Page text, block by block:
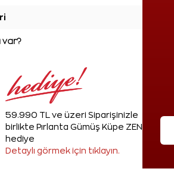
var?
59.990 TL ve üzeri Siparişinizle
birlikte Pırlanta Gümüş Küpe ZEN'den
hediye
Detaylı görmek için tıklayın.